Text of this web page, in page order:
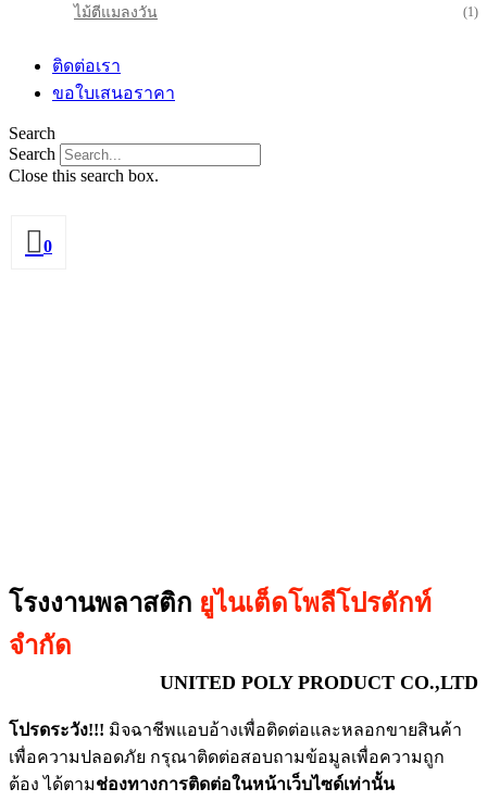
ไม้ตีแมลงวัน (1)
ติดต่อเรา
ขอใบเสนอราคา
Search
Search
Close this search box.
0
โรงงานพลาสติก ยูไนเต็ดโพลีโปรดักท์
จำกัด
UNITED POLY PRODUCT CO.,LTD
โปรดระวัง!!! มิจฉาชีพแอบอ้างเพื่อติดต่อและหลอกขายสินค้า
เพื่อความปลอดภัย กรุณาติดต่อสอบถามข้อมูลเพื่อความถูก
ต้อง ได้ตามช่องทางการติดต่อในหน้าเว็บไซด์เท่านั้น